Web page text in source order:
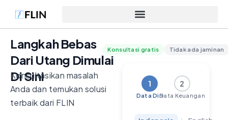
Langkah Bebas
Dari Utang Dimulai
Di Sini
Konsultasikan masalah
Anda dan temukan solusi
terbaik dari FLIN
Konsultasi gratis Tidak ada jaminan
1
Data Diri
2
Data Keuangan